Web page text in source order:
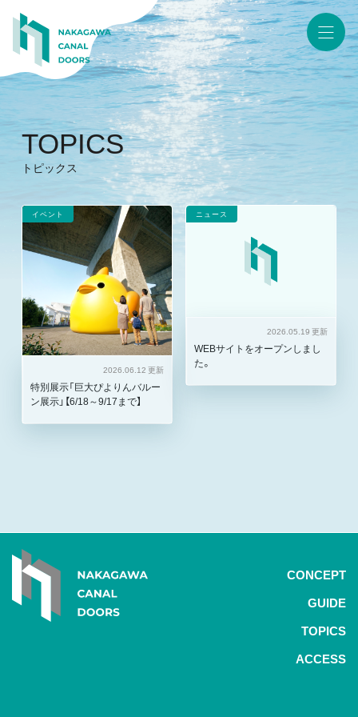
TOPICS
トピックス
イベント
2026.06.12 更新
特別展示「巨大ぴよりんバルー
ン展示」【6/18～9/17まで】
ニュース
2026.05.19 更新
WEBサイトをオープンしまし
た。
CONCEPT
GUIDE
TOPICS
ACCESS